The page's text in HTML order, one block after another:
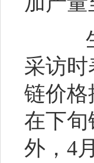
生
采访时
链价格
在下旬
外，4